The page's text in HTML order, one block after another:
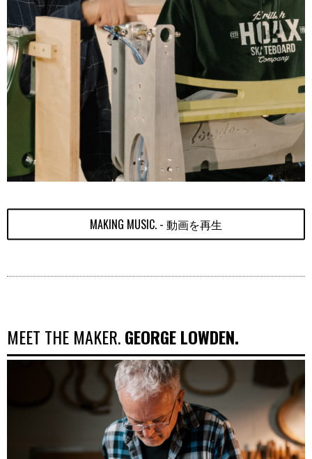
MAKING MUSIC. - 動画を再生
MEET THE MAKER.GEORGE LOWDEN.